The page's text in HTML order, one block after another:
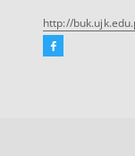
http://
Facebook